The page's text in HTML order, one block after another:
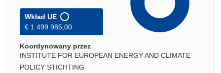
Wkład UE
€ 1 499 985,00
Koordynowany przez
INSTITUTE FOR EUROPEAN ENERGY AND CLIMATE
POLICY STICHTING